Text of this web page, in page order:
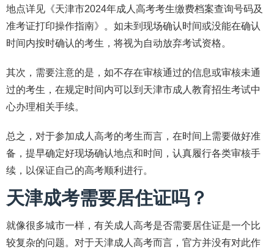
地点详见《天津市2024年成人高考考生缴费档案查询号码及
准考证打印操作指南》。如未到现场确认时间或没能在确认
时间内按时确认的考生，将视为自动放弃考试资格。
其次，需要注意的是，如不存在审核通过的信息或审核未通
过的考生，在规定时间内可以到天津市成人教育招生考试中
心办理相关手续。
总之，对于参加成人高考的考生而言，在时间上需要做好准
备，提早确定好现场确认地点和时间，认真履行各类审核手
续，以保证自己的高考顺利进行。
天津成考需要居住证吗？
就像很多城市一样，有关成人高考是否需要居住证是一个比
较复杂的问题。对于天津成人高考而言，官方并没有对此作